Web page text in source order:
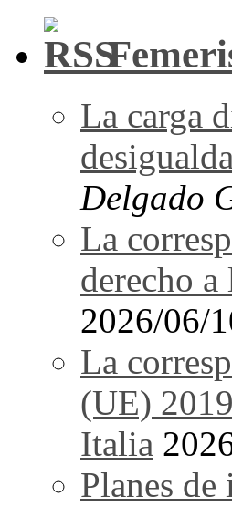
La carga
Delgado
La
derecho
2026/06/
La
(UE)
Italia
Planes